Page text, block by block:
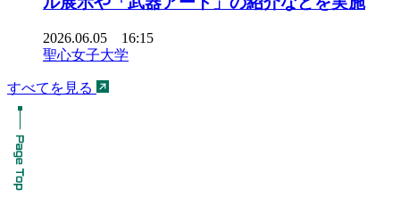
2026.06.05 16:15
聖心女子大学
すべてを見る